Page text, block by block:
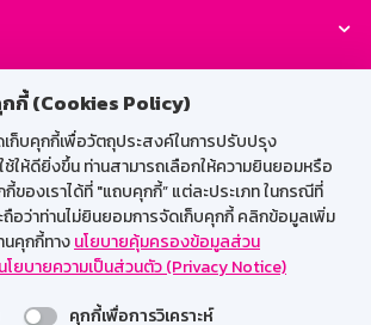
กกี้ (Cookies Policy)
เก็บคุกกี้เพื่อวัตถุประสงค์ในการปรับปรุง
ให้ดียิ่งขึ้น ท่านสามารถเลือกให้ความยินยอมหรือ
ของเราได้ที่ "แถบคุกกี้” แต่ละประเภท ในกรณีที่
ถือว่าท่านไม่ยินยอมการจัดเก็บคุกกี้ คลิกข้อมูลเพิ่ม
นคุกกี้ทางนโยบายคุ้มครองข้อมูลส่วน
โยบายความเป็นส่วนตัว (Privacy Notice)
คุกกี้เพื่อการวิเคราะห์
GSB Society:
สำหรับพนักงาน
GSB Wisdom
M-Search
เข้าสู่ระบบเน็ตเมล